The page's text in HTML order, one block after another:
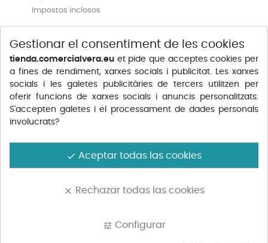
Impostos inclosos
Gestionar el consentiment de les cookies
tienda.comercialvera.eu et pide que acceptes cookies per
a fines de rendiment, xarxes socials i publicitat. Les xarxes
socials i les galetes publicitàries de tercers utilitzen per
oferir funcions de xarxes socials i anuncis personalitzats.
S'accepten galetes i el processament de dades personals
involucrats?
done Aceptar todas las cookies
clear Rechazar todas las cookies
tune Configurar